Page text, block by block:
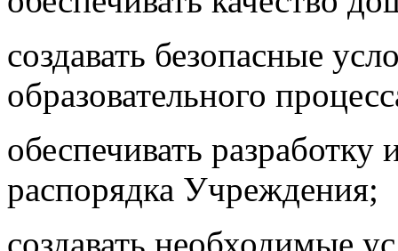
создавать безопасные
образовательного
обеспечивать
распорядка Учреждения;